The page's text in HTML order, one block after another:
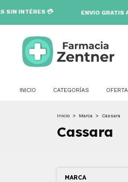
💳 ENVIO GRATIS A
INICIO CATEGORÍAS
Inicio > Marca > Cassara
Cassara
MARCA